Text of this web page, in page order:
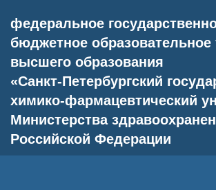
федеральное
бюджетное
высшего образования
«Санкт-Петербургский
химико-фармацевтический
Министерства
Российской Федерации